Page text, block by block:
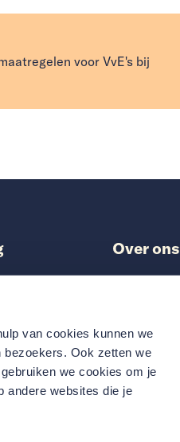
van cookies kunnen we
bezoekers. Ook zetten we
we cookies om je
andere websites die je
voor VvE's bij
Warmtefonds
Over ons
Vacatures